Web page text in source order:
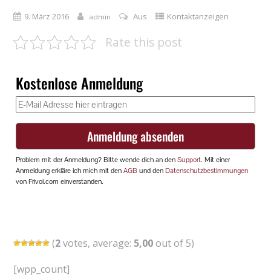
9. März 2016 admin Aus Kontaktanzeigen
Rate this post
(2votes, average: 5,00out of 5)
[wpp_count]